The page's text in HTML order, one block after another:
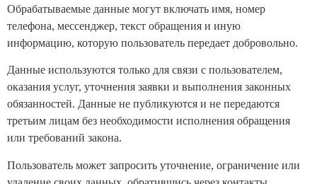
Обрабатываемые данные могут включать имя, номер
телефона, мессенджер, текст обращения и иную
информацию, которую пользователь передает добровольно.
Данные используются только для связи с пользователем,
оказания услуг, уточнения заявки и выполнения законных
обязанностей. Данные не публикуются и не передаются
третьим лицам без необходимости исполнения обращения
или требований закона.
Пользователь может запросить уточнение, ограничение или